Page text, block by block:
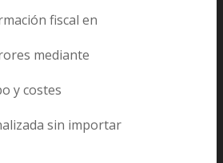
fiscal en
mediante
y costes
sin importar